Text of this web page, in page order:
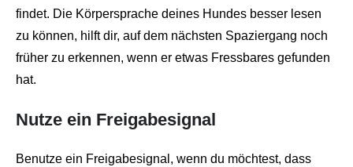
findet. Die Körpersprache deines Hundes besser lesen
zu können, hilft dir, auf dem nächsten Spaziergang noch
früher zu erkennen, wenn er etwas Fressbares gefunden
hat.
Nutze ein Freigabesignal
Benutze ein Freigabesignal, wenn du möchtest, dass